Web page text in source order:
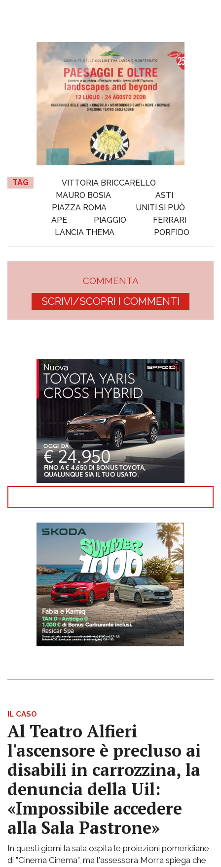
TAG
VITTORIA BRICCARELLO
MAURO BOSIA
ASTI
PIAZZA ROMA
UNITI SI PUÒ
APE
PIAGGIO
FERRARI
LANCIA THEMA
PORFIDO
COMMENTA
SCRIVI/SCOPRI I COMMENTI
IL CASO
Al Teatro Alfieri
l'ascensore è precluso ai
disabili in carrozzina, la
denuncia della Uil:
«Impossibile accedere
alla Sala Pastrone»
In questi giorni la sala ospita le proiezioni pomeridiane
di "Cinema Cinema", ma l'assessora Morra spiega che